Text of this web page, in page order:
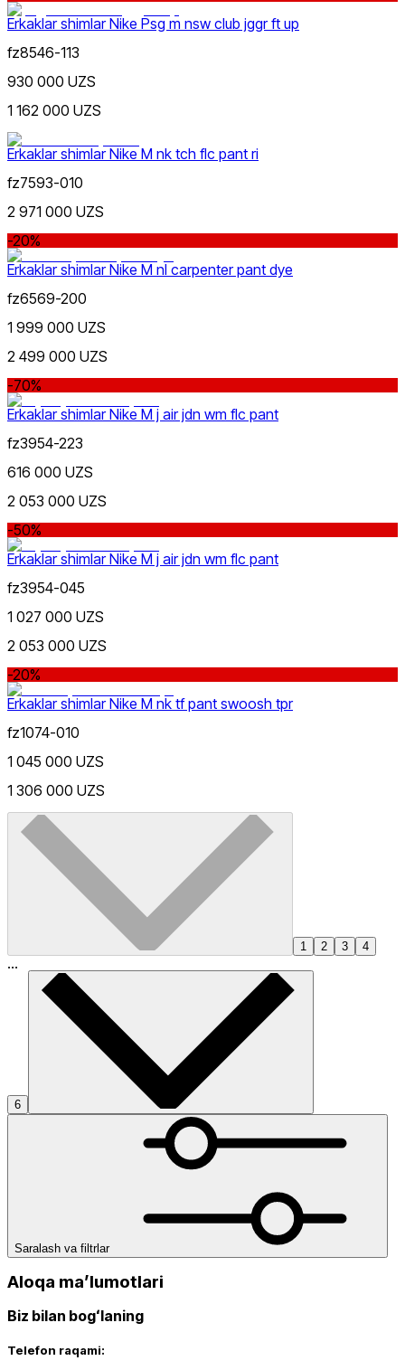
Erkaklar shimlar Nike Psg m nsw club jggr ft up
fz8546-113
930 000 UZS
1 162 000 UZS
Erkaklar shimlar Nike M nk tch flc pant ri
fz7593-010
2 971 000 UZS
-20%
Erkaklar shimlar Nike M nl carpenter pant dye
fz6569-200
1 999 000 UZS
2 499 000 UZS
-70%
Erkaklar shimlar Nike M j air jdn wm flc pant
fz3954-223
616 000 UZS
2 053 000 UZS
-50%
Erkaklar shimlar Nike M j air jdn wm flc pant
fz3954-045
1 027 000 UZS
2 053 000 UZS
-20%
Erkaklar shimlar Nike M nk tf pant swoosh tpr
fz1074-010
1 045 000 UZS
1 306 000 UZS
1 2 3 4
...
6
Saralash va filtrlar
Aloqa maʼlumotlari
Biz bilan bogʻlaning
Telefon raqami: